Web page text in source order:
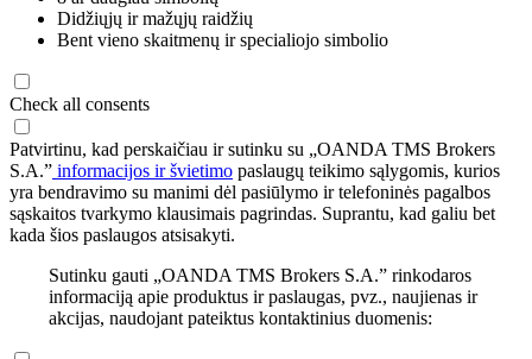
Didžiųjų ir mažųjų raidžių
Bent vieno skaitmenų ir specialiojo simbolio
Check all consents
Patvirtinu, kad perskaičiau ir sutinku su „OANDA TMS Brokers
S.A.” informacijos ir švietimo paslaugų teikimo sąlygomis, kurios
yra bendravimo su manimi dėl pasiūlymo ir telefoninės pagalbos
sąskaitos tvarkymo klausimais pagrindas. Suprantu, kad galiu bet
kada šios paslaugos atsisakyti.
Sutinku gauti „OANDA TMS Brokers S.A.” rinkodaros
informaciją apie produktus ir paslaugas, pvz., naujienas ir
akcijas, naudojant pateiktus kontaktinius duomenis: